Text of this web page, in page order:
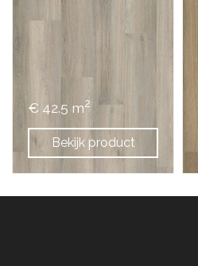
Bekijk product
€ 42.5 m2